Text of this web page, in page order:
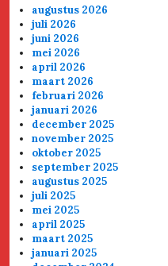
augustus 2026
juli 2026
juni 2026
mei 2026
april 2026
maart 2026
februari 2026
januari 2026
december 2025
november 2025
oktober 2025
september 2025
augustus 2025
juli 2025
mei 2025
april 2025
maart 2025
januari 2025